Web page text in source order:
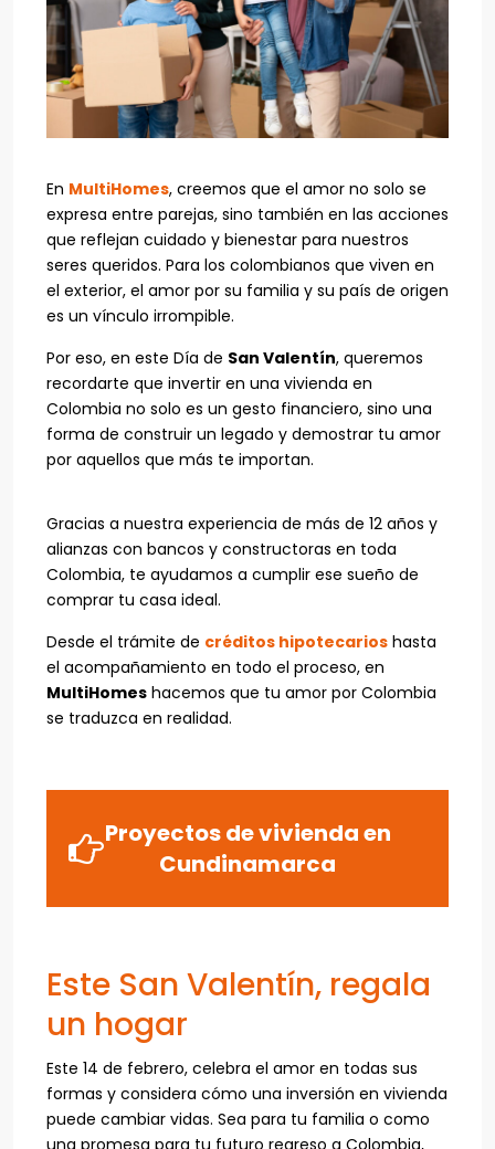
En MultiHomes, creemos que el amor no solo se
expresa entre parejas, sino también en las acciones
que reflejan cuidado y bienestar para nuestros
seres queridos. Para los colombianos que viven en
el exterior, el amor por su familia y su país de origen
es un vínculo irrompible.
Por eso, en este Día de San Valentín, queremos
recordarte que invertir en una vivienda en
Colombia no solo es un gesto financiero, sino una
forma de construir un legado y demostrar tu amor
por aquellos que más te importan.
Gracias a nuestra experiencia de más de 12 años y
alianzas con bancos y constructoras en toda
Colombia, te ayudamos a cumplir ese sueño de
comprar tu casa ideal.
Desde el trámite de créditos hipotecarios hasta
el acompañamiento en todo el proceso, en
MultiHomes hacemos que tu amor por Colombia
se traduzca en realidad.
Proyectos de vivienda en
Cundinamarca
Este San Valentín, regala
un hogar
Este 14 de febrero, celebra el amor en todas sus
formas y considera cómo una inversión en vivienda
puede cambiar vidas. Sea para tu familia o como